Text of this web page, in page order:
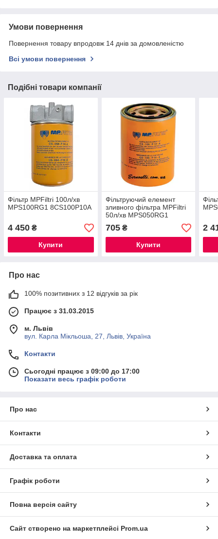
Умови повернення
Повернення товару впродовж 14 днів за домовленістю
Всі умови повернення
Подібні товари компанії
Фільтр MPFiltri 100л/хв
MPS100RG1 8CS100P10A
4 450 ₴
Купити
Фільтруючий елемент
зливного фільтра MPFiltri
50л/хв MPS050RG1
8CS050P25A
705₴
Купити
2
Про нас
100% позитивних з 12 відгуків за рік
Працює з 31.03.2015
м. Львів
вул. Карла Мікльоша, 27, Львів, Україна
Контакти
Сьогодні працює з 09:00 до 17:00
Показати весь графік роботи
Про нас
Контакти
Доставка та оплата
Графік роботи
Повна версія сайту
Сайт створено на маркетплейсі Prom.ua